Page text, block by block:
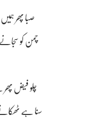
صبا پھر
چمن کو
چلو فیض
سنا ہے